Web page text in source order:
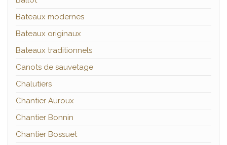
Bateaux modernes
Bateaux originaux
Bateaux traditionnels
Canots de sauvetage
Chalutiers
Chantier Auroux
Chantier Bonnin
Chantier Bossuet